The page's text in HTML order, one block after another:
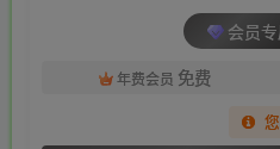
会员
年费会员 免费